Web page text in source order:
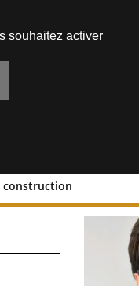
construction
souhaitez activer